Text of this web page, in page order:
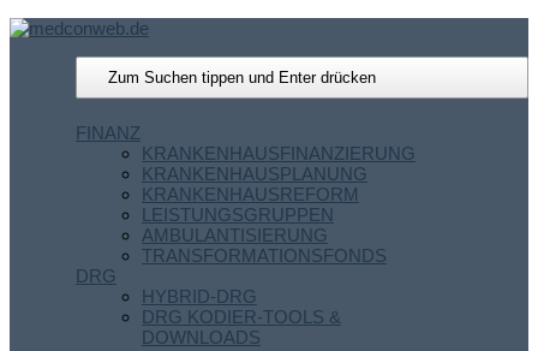
FINANZ
KRANKENHAUSFINANZIERUNG
KRANKENHAUSPLANUNG
KRANKENHAUSREFORM
LEISTUNGSGRUPPEN
AMBULANTISIERUNG
TRANSFORMATIONSFONDS
DRG
HYBRID-DRG
DRG KODIER-TOOLS &
DOWNLOADS